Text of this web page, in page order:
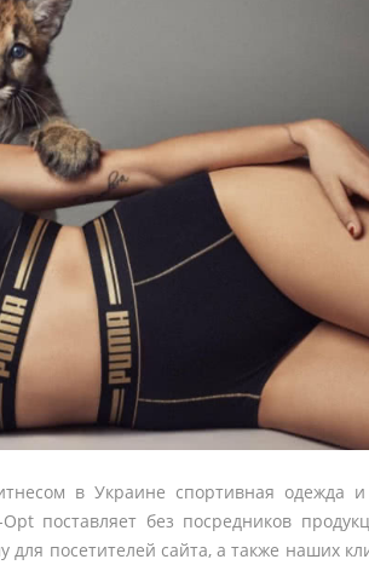
в Украине спортивная одежда и
поставляет без посредников
для посетителей сайта, а также наших